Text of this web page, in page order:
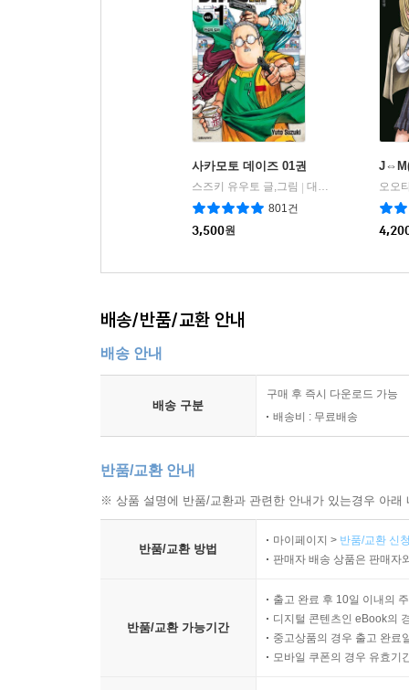
사카모토 데이즈 01권
스즈키 유우토 글,그림
대원씨아이/DCW
801건
3,500원
오오
배송/반품/교환 안내
배송 안내
배송 구분
구매 후 즉시 다운로드 가능
배송비 : 무료배송
반품/교환 안내
※ 상품 설명에 반품/교환과 관련한 안내가 있는경우 아
반품/교환 방법
마이페이지 > 반품/교환 신
판매자 배송 상품은 판매자
반품/교환 가능기간
출고 완료 후 10일 이내의
디지털 콘텐츠인 eBook의
중고상품의 경우 출고 완료
모바일 쿠폰의 경우 유효기